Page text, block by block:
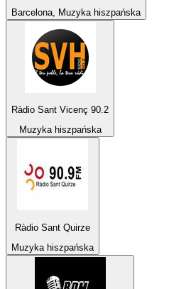
Barcelona, Muzyka hiszpańska
Ràdio Sant Vicenç 90.2
Muzyka hiszpańska
Ràdio Sant Quirze
Muzyka hiszpańska